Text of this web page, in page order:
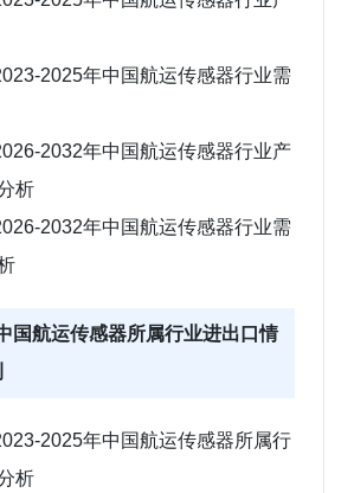
2025年中国航运传感器行业需
2032年中国航运传感器行业产
析
2032年中国航运传感器行业需
国航运传感器所属行业进出口情
2025年中国航运传感器所属行
析